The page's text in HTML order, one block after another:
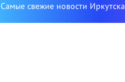
Cамые свежие новости Иркутска